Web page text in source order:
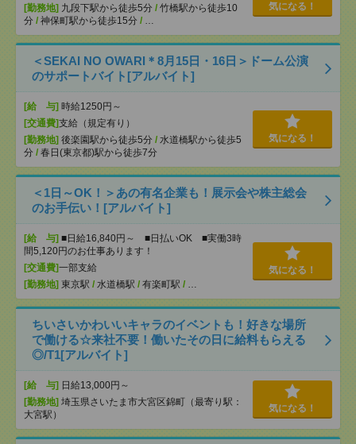
[勤務地] 九段下駅から徒歩5分 / 竹橋駅から徒歩10
分 / 神保町駅から徒歩15分 / …
気になる！
＜SEKAI NO OWARI＊8月15日・16日＞ドーム公演
のサポートバイト[アルバイト]
[給 与] 時給1250円～
[交通費]支給（規定有り）
[勤務地] 後楽園駅から徒歩5分 / 水道橋駅から徒歩5
分 / 春日(東京都)駅から徒歩7分
気になる！
＜1日～OK！＞あの有名企業も！展示会や株主総会
のお手伝い！[アルバイト]
[給 与] ■日給16,840円～ ■日払いOK ■実働3時
間5,120円のお仕事あります！
[交通費]一部支給
[勤務地] 東京駅 / 水道橋駅 / 有楽町駅 / …
気になる！
ちいさいかわいいキャラのイベントも！好きな場所
で働ける☆来社不要！働いたその日に給料もらえる
◎/T1[アルバイト]
[給 与] 日給13,000円～
[勤務地] 埼玉県さいたま市大宮区錦町（最寄り駅：
大宮駅）
気になる！